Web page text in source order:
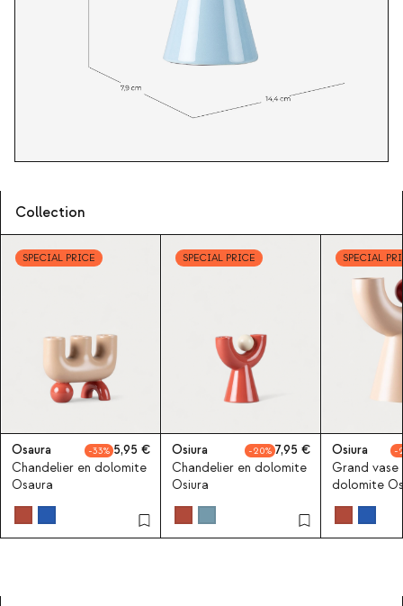
Collection
SPECIAL PRICE
Osaura 33
5,95
Chandelier en dolomite
Osaura
SPECIAL PRICE
Osiura 20
7,95
Chandelier en dolomite
Osiura
SPECIAL
Osiura
Grand vase
dolomite